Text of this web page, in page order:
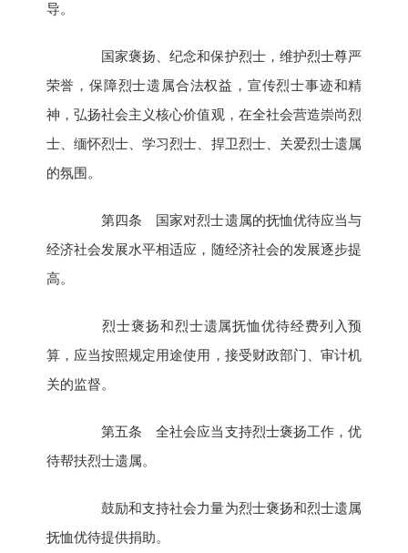
导。
国家褒扬、纪念和保护烈士，维护烈士尊严
荣誉，保障烈士遗属合法权益，宣传烈士事迹和精
神，弘扬社会主义核心价值观，在全社会营造崇尚烈
士、缅怀烈士、学习烈士、捍卫烈士、关爱烈士遗属
的氛围。
第四条 国家对烈士遗属的抚恤优待应当与
经济社会发展水平相适应，随经济社会的发展逐步提
高。
烈士褒扬和烈士遗属抚恤优待经费列入预
算，应当按照规定用途使用，接受财政部门、审计机
关的监督。
第五条 全社会应当支持烈士褒扬工作，优
待帮扶烈士遗属。
鼓励和支持社会力量为烈士褒扬和烈士遗属
抚恤优待提供捐助。